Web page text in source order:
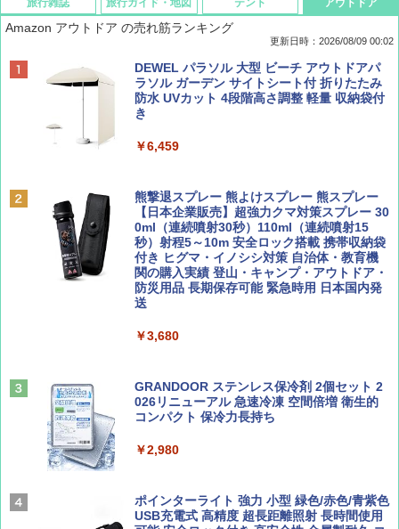
旅行雑誌
BE-PAL(ビ-パル) 2026年 9 月号【特別付録:
SOTO ミニマル"旅"財布 ランダム2種】
￥1,500
誌] (ＤＩＳＮＥＹ ＦＡＮ)
￥713
山と溪谷 2026年8月号「南アルプス大全」
Coyote No.89 特集 星野道夫 夢見る旅
AIRLINE（エアライン）2026年9月号【特
旅行ガイド・地図
D40 地球の歩き方 チェンマイ タイ北部の魅
力的な町 2026～2027 地球の歩き方D アジア
￥2,079
￥2,695
A09 地球の歩き方 イタリア 2026～2027 地
球の歩き方A ヨーロッパ
￥2,479
A26 地球の歩き方 チェコ ポーランド スロヴ
ァキア 2026～2027 地球の歩き方A ヨーロッ
新しい日本地理 地図・統計・移動から読み
テント
[キャンパーズコレクション 山善] ポップアッ
プテント 傘みたいに広げて畳める パッとサ
ッとサンシェード キューブ フルクローズ メ
ッシュ 簡単設置 ワンタッチテント キャンプ
PYKES PEAK (パイクスピーク) 着替えテン
ト プライバシー テント 【中が透けない】 1
人用 折りたたみ 防災グッズ 災害用トイレ ビ
ーチ ピクニック ポップアップテント 携帯 簡
易 トイレテント (ブラック)
￥4,980
500002(89232)
￥5,999
ーティング フルクローズ メッシュ 3-4人用
簡単設置 ポップアップテント エクルベージ
アウトドア
Amazon アウトドア の売れ筋ランキング
更新日時：2026/08/09 00:02
DEWEL パラソル 大型 ビーチ アウトドアパ
ラソル ガーデン サイトシート付 折りたたみ
防水 UVカット 4段階高さ調整 軽量 収納袋付
き
￥6,459
熊撃退スプレー 熊よけスプレー 熊スプレー
【日本企業販売】超強力クマ対策スプレー 30
0ml（連続噴射30秒）110ml（連続噴射15
秒）射程5～10m 安全ロック搭載 携帯収納袋
付き ヒグマ・イノシシ対策 自治体・教育機
関の購入実績 登山・キャンプ・アウトドア・
防災用品 長期保存可能 緊急時用 日本国内発
送
￥3,680
GRANDOOR ステンレス保冷剤 2個セット 2
026リニューアル 急速冷凍 空間倍増 衛生的
コンパクト 保冷力長持ち
￥2,980
ポインターライト 強力 小型 緑色/赤色/青紫色
USB充電式 高精度 超長距離照射 長時間使用